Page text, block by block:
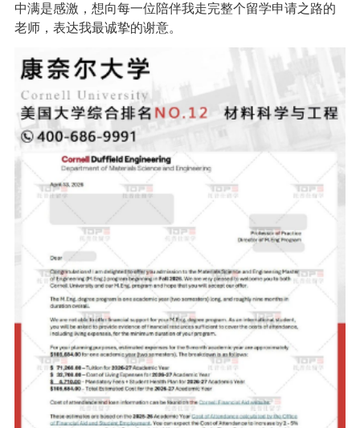
中满是感激，想向每一位陪伴我走完整个留学申请之路的
老师，表达我最诚挚的谢意。